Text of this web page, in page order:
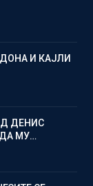
И КАЈЛИ
ДЕНИС
МУ…